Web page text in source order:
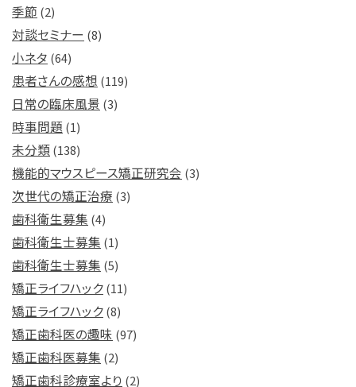
季節 (2)
対談セミナー (8)
小ネタ (64)
患者さんの感想 (119)
日常の臨床風景 (3)
時事問題 (1)
未分類(138)
機能的マウスピース矯正研究会 (3)
次世代の矯正治療 (3)
歯科衛生募集 (4)
歯科衛生士募集 (1)
歯科衛生士募集 (5)
矯正ライフハック(11)
矯正ライフハック(8)
矯正歯科医の趣味 (97)
矯正歯科医募集 (2)
矯正歯科診療室より (2)